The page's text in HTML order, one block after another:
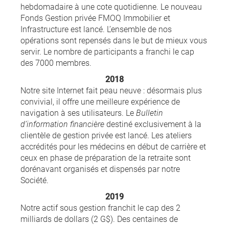
hebdomadaire à une cote quotidienne. Le nouveau
Fonds Gestion privée FMOQ Immobilier et
Infrastructure est lancé. L’ensemble de nos
opérations sont repensés dans le but de mieux vous
servir. Le nombre de participants a franchi le cap
des 7000 membres.
2018
Notre site Internet fait peau neuve : désormais plus
convivial, il offre une meilleure expérience de
navigation à ses utilisateurs. LeBulletin
d’information financièredestiné exclusivement à la
clientèle de gestion privée est lancé. Les ateliers
accrédités pour les médecins en début de carrière et
ceux en phase de préparation de la retraite sont
dorénavant organisés et dispensés par notre
Société.
2019
Notre actif sous gestion franchit le cap des 2
milliards de dollars (2 G$). Des centaines de